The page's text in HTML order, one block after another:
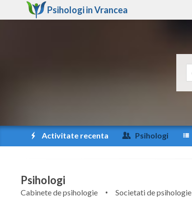
Psihologi inVrancea
Activitate recenta Psihologi
Psihologi
Cabinete de psihologie Societati de psihologie